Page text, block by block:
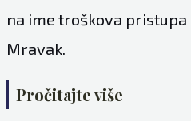
na ime troškova
Mravak.
Pročitajte više